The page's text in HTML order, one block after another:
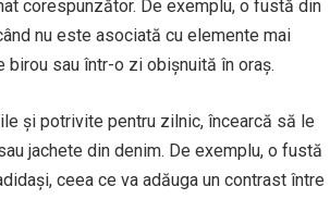
corespunzător. De exemplu, o fustă din
nu este asociată cu elemente mai
sau într-o zi obișnuită în oraș.
și potrivite pentru zilnic, încearcă să le
jachete din denim. De exemplu, o fustă
ceea ce va adăuga un contrast între